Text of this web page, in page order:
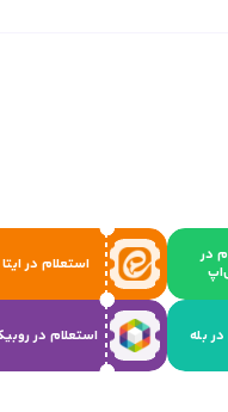
در
استعلام در ایتا
بله استعلام در